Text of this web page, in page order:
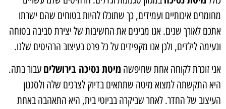
מחומרים איכותיים ועמידים, כך שתוכלו להיות בטוחים שהם ישרתו
אתכם לאורך שנים. אנו מבינים את החשיבות של יצירת סביבה בטוחה
ונעימה לילדים, ולכן אנו מקפידים על כל פרט בעיצוב הרהיטים שלנו.
אני זוכרת לקוחה אחת שחיפשה מיטת נסיכה בירושלים עבור בתה.
היא התקשתה למצוא מיטה שתתאים בדיוק לצרכים שלה ולסגנון
העיצוב של החדר. לאחר שביקרה בביוטי בית, היא התאהבה באחת